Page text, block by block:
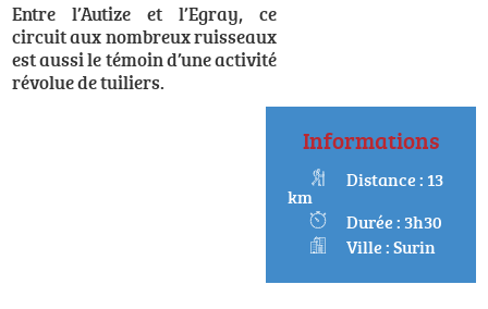
Entre l’Autize et l’Egray, ce
circuit aux nombreux ruisseaux
est aussi le témoin d’une activité
révolue de tuiliers.
Informations
Distance : 13
km
Durée : 3h30
Ville : Surin